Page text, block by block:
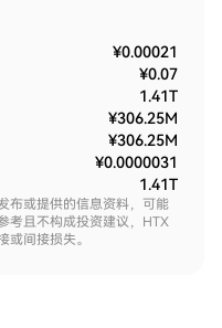
¥0.00021
¥0.07
1.41T
¥306.25M
¥306.25M
¥0.0000031
1.41T
布或提供的信息资料，可能
考且不构成投资建议，HTX
或间接损失。